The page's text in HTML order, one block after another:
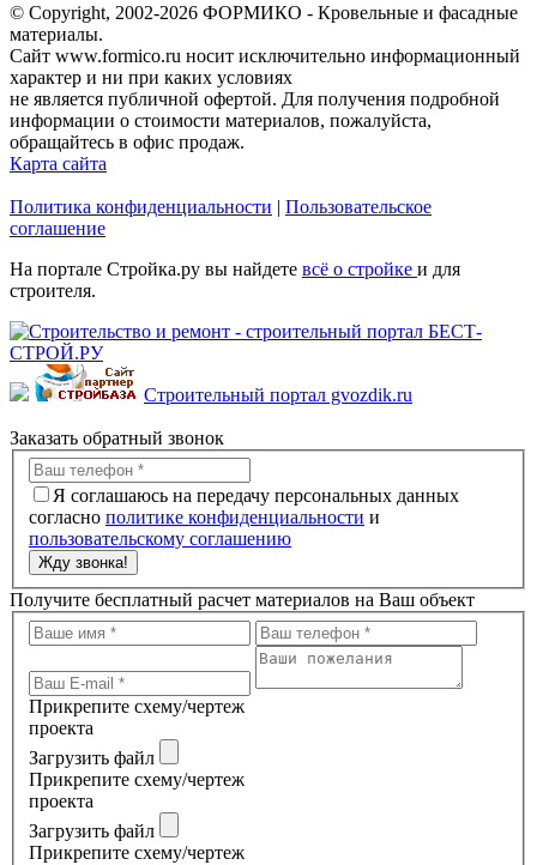
© Copyright, 2002-2026 ФОРМИКО - Кровельные и фасадные
материалы.
Сайт www.formico.ru носит исключительно информационный
характер и ни при каких условиях
не является публичной офертой. Для получения подробной
информации о стоимости материалов, пожалуйста,
обращайтесь в офис продаж.
Карта сайта
Политика конфиденциальности | Пользовательское
соглашение
На портале Стройка.ру вы найдете всё о стройке и для
строителя.
Строительный портал gvozdik.ru
Заказать обратный звонок
Я соглашаюсь на передачу персональных данных
согласно политике конфиденциальности и
пользовательскому соглашению
Жду звонка!
Получите бесплатный расчет материалов на Ваш объект
Прикрепите схему/чертеж
проекта
Загрузить файл
Прикрепите схему/чертеж
проекта
Загрузить файл
Прикрепите схему/чертеж